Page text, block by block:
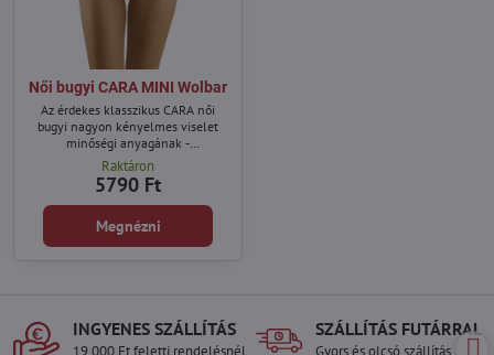
Női bugyi CARA MINI Wolbar
Az érdekes klasszikus CARA női
bugyi nagyon kényelmes viselet
minőségi anyagának -
mikroszálasnak köszönhetően.
Raktáron
5790 Ft
Megnézni
INGYENES SZÁLLÍTÁS SZÁLLÍTÁS FUTÁRRAL